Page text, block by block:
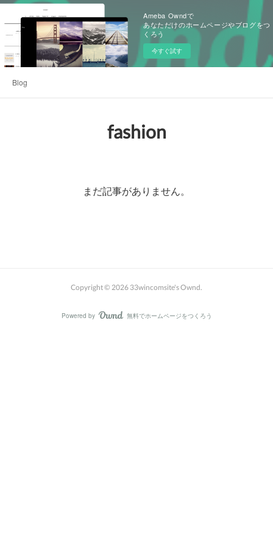
Ameba Owndで
あなただけのホームページやブログをつ
くろう
今すぐ試す
Blog
fashion
まだ記事がありません。
Copyright © 2026 33wincomsite's Ownd.
Powered by AmebaOwnd
無料でホームページをつくろう